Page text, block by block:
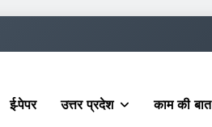
ई-पेपर उत्तर प्रदेश काम की बात